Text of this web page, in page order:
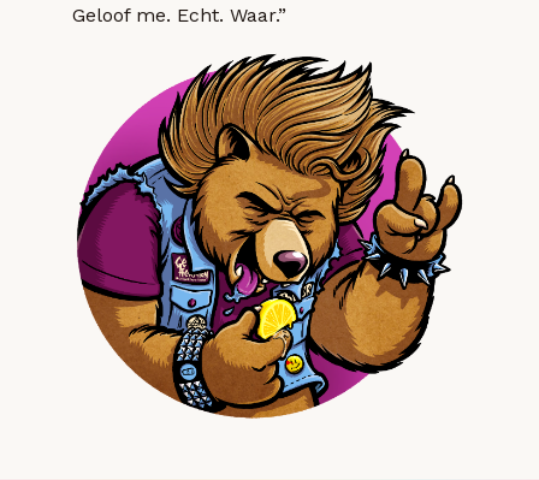
Geloof me. Echt. Waar.”